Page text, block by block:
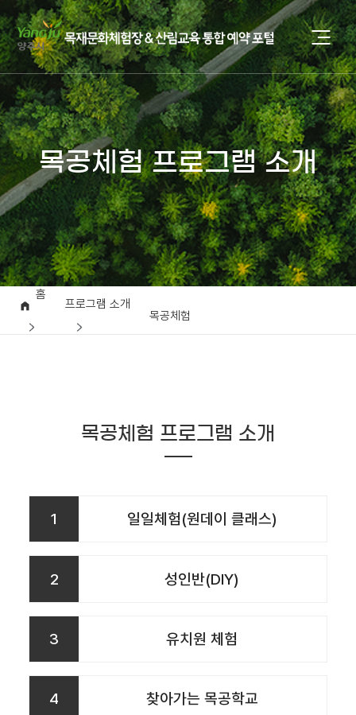
목공체험 프로그램 소개
홈
프로그램 소개
목공체험
목공체험 프로그램 소개
1 일일체험(원데이 클래스)
2 성인반(DIY)
3 유치원 체험
4 찾아가는 목공학교